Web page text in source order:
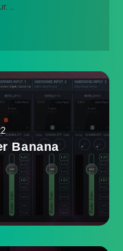
Banana